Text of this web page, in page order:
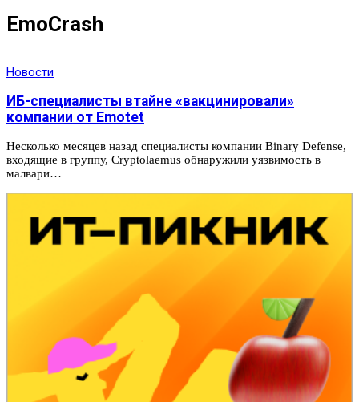
EmoCrash
Новости
ИБ-специалисты втайне «вакцинировали»
компании от Emotet
Несколько месяцев назад специалисты компании Binary Defense,
входящие в группу, Cryptolaemus обнаружили уязвимость в
малвари…